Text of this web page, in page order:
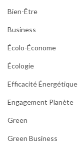
Bien-Être
Business
Écolo-Économe
Écologie
Efficacité Énergétique
Engagement Planète
Green
Green Business